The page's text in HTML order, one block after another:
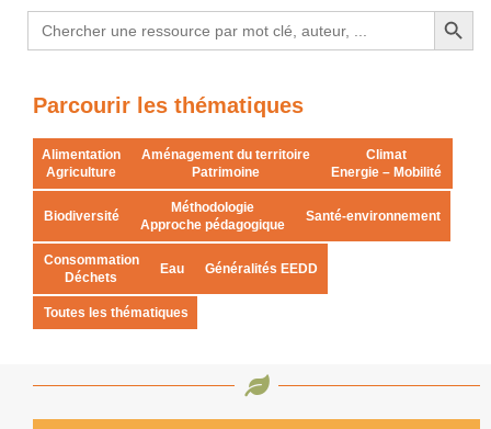
Search
for:
Search Button
Parcourir les thématiques
Alimentation
Agriculture
Aménagement du territoire
Patrimoine
Climat
Energie – Mobilité
Biodiversité
Méthodologie
Approche pédagogique
Santé-environnement
Consommation
Déchets
Eau Généralités EEDD
Toutes les thématiques